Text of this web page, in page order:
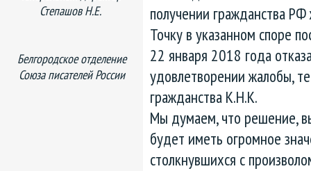
получении гражданства
Точку в указанном споре
22 января 2018 года
удовлетворении жалобы,
гражданства К.Н.К.
Мы думаем, что решение,
будет иметь огромное
столкнувшихся с
Степашов Н.Е.
Белгородское отделение
Союза писателей России